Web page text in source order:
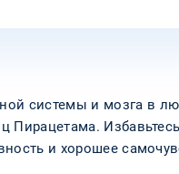
системы и мозга в
Пирацетама.
и хорошее